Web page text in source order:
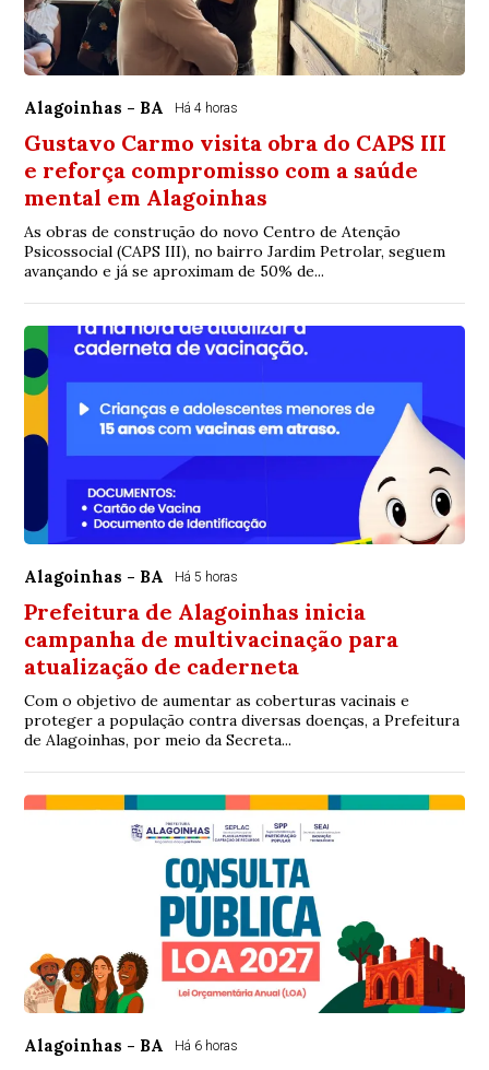
Alagoinhas - BA Há 4 horas
Gustavo Carmo visita obra do CAPS III
e reforça compromisso com a saúde
mental em Alagoinhas
As obras de construção do novo Centro de Atenção
Psicossocial (CAPS III), no bairro Jardim Petrolar, seguem
avançando e já se aproximam de 50% de...
Alagoinhas - BA Há 5 horas
Prefeitura de Alagoinhas inicia
campanha de multivacinação para
atualização de caderneta
Com o objetivo de aumentar as coberturas vacinais e
proteger a população contra diversas doenças, a Prefeitura
de Alagoinhas, por meio da Secreta...
Alagoinhas - BA Há 6 horas